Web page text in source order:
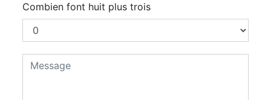
Combien font huit plus trois